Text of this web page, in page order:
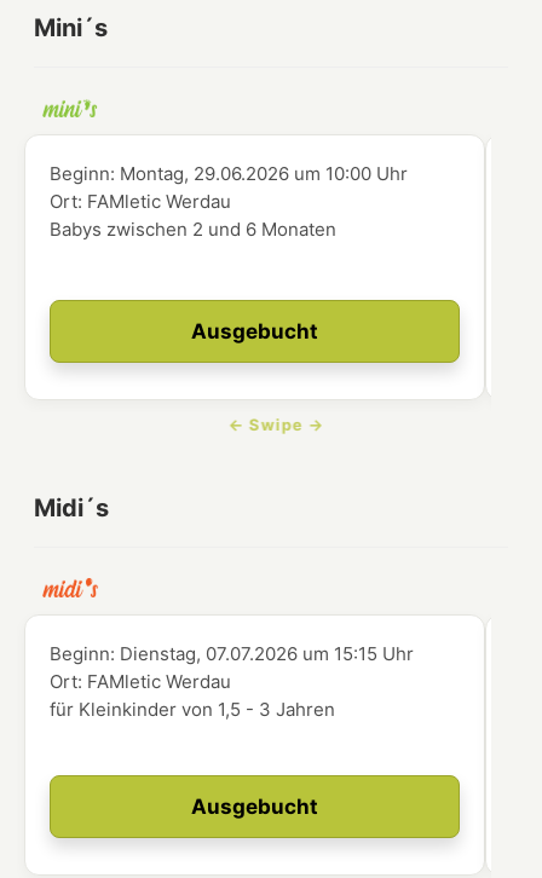
Mini´s
Ausgebucht
Beginn: Montag, 29.06.2026 um 10:00 Uhr
Ort: FAMletic Werdau
Babys zwischen 2 und 6 Monaten
Midi´s
Ausgebucht
Beginn: Dienstag, 07.07.2026 um 15:15 Uhr
Ort: FAMletic Werdau
für Kleinkinder von 1,5 - 3 Jahren